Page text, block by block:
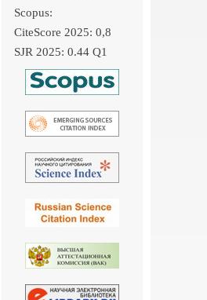
Scopus:
CiteScore 2025: 0,8
SJR 2025: 0.44 Q1